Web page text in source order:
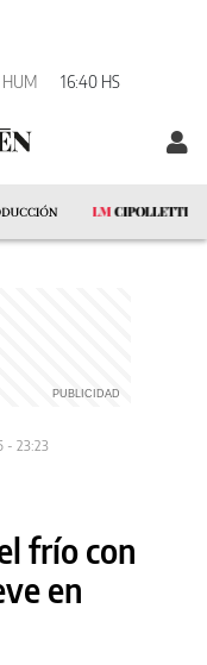
HUM 16:40 HS
- 23:23
frío con
en